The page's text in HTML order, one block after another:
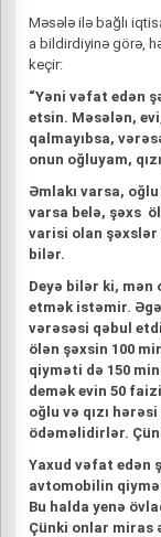
Məsələ ilə bağlı
a bildirdiyinə görə,
keçir:
“Yəni vəfat edən
etsin. Məsələn,
qalmayıbsa,
onun oğluyam,
Əmlakı varsa,
varsa belə, şəxs
varisi olan
bilər.
Deyə bilər ki, mən
etmək istəmir.
vərəsəsi qəbul
ölən şəxsin 100
qiyməti də 150
demək evin 50
oğlu və qızı
ödəməlidirlər.
Yaxud vəfat edən
avtomobilin
Bu halda yenə
Çünki onlar miras